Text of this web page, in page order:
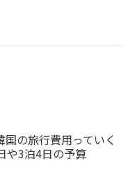
？アクセスや便利なサ
国の旅行費用っていく
や3泊4日の予算